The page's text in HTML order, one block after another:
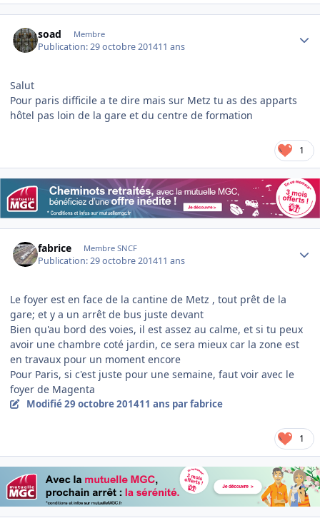
soad Membre
Publication:29 octobre 201411 ans
Salut
Pour paris difficile a te dire mais sur Metz tu as des apparts
hôtel pas loin de la gare et du centre de formation
1
fabrice Membre SNCF
Publication:29 octobre 201411 ans
Le foyer est en face de la cantine de Metz , tout prêt de la
gare; et y a un arrêt de bus juste devant
Bien qu'au bord des voies, il est assez au calme, et si tu peux
avoir une chambre coté jardin, ce sera mieux car la zone est
en travaux pour un moment encore
Pour Paris, si c'est juste pour une semaine, faut voir avec le
foyer de Magenta
Modifié29 octobre 201411 ans par fabrice
1